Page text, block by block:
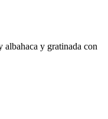
albahaca y gratinada con